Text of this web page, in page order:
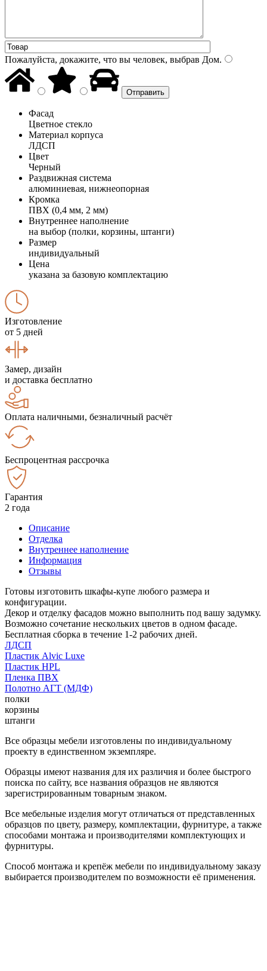
Пожалуйста, докажите, что вы человек, выбрав Дом.
Фасад
Цветное стекло
Материал корпуса
ЛДСП
Цвет
Черный
Раздвижная система
алюминиевая, нижнеопорная
Кромка
ПВХ (0,4 мм, 2 мм)
Внутреннее наполнение
на выбор (полки, корзины, штанги)
Размер
индивидуальный
Цена
указана за базовую комплектацию
Изготовление
от 5 дней
Замер, дизайн
и доставка бесплатно
Оплата наличными, безналичный расчёт
Беспроцентная рассрочка
Гарантия
2 года
Описание
Отделка
Внутреннее наполнение
Информация
Отзывы
Готовы изготовить шкафы-купе любого размера и
конфигурации.
Декор и отделку фасадов можно выполнить под вашу задумку.
Возможно сочетание нескольких цветов в одном фасаде.
Бесплатная сборка в течение 1-2 рабочих дней.
ЛДСП
Пластик Alvic Luxe
Пластик HPL
Пленка ПВХ
Полотно АГТ (МДФ)
полки
корзины
штанги
Все образцы мебели изготовлены по индивидуальному
проекту в единственном экземпляре.
Образцы имеют названия для их различия и более быстрого
поиска по сайту, все названия образцов не являются
зарегистрированным товарным знаком.
Все мебельные изделия могут отличаться от представленных
образцов по цвету, размеру, комплектации, фурнитуре, а также
способами монтажа и производителями комплектующих и
фурнитуры.
Способ монтажа и крепёж мебели по индивидуальному заказу
выбирается производителем по возможности её применения.